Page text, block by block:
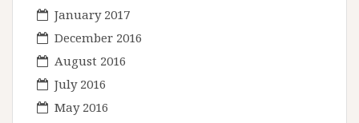
January 2017
December 2016
August 2016
July 2016
May 2016